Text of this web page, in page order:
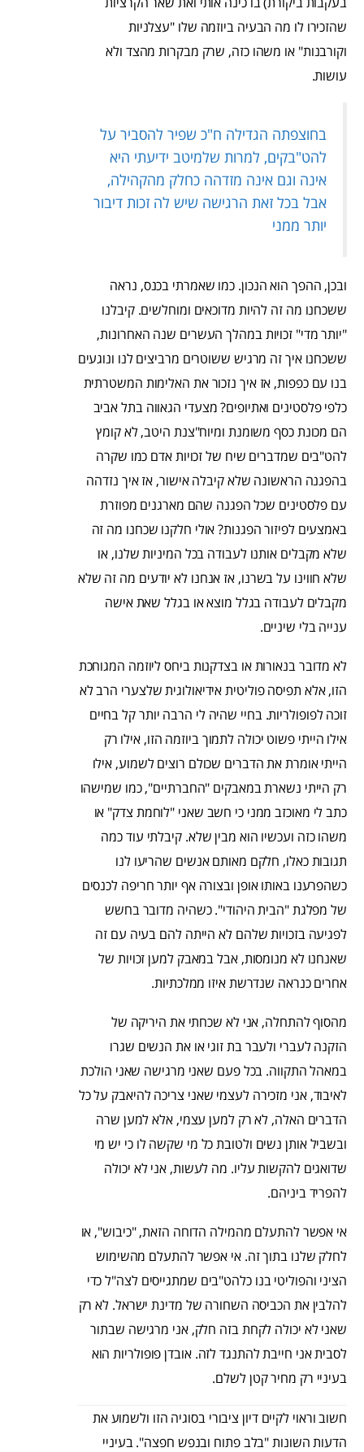
שהזכירו לו מה הבעיה ביוזמה שלו "עצלניות
וקורבנות" או משהו כזה, שרק מבקרות מהצד ולא
עושות.
בחוצפתה הגדילה ח"כ שפיר להסביר על
להט"בקים, למרות שלמיטב ידיעתי היא
אינה וגם אינה מזדהה כחלק מהקהילה,
אבל בכל זאת הרגישה שיש לה זכות דיבור
יותר ממני
ובכן, ההפך הוא הנכון. כמו שאמרתי בכנס, נראה
ששכחנו מה זה להיות מדוכאים ומוחלשים. קיבלנו
"יותר מדי" זכויות במהלך העשרים שנה האחרונות,
ששכחנו איך זה מרגיש ששוטרים מרביצים לנו ונוגעים
בנו עם כפפות, אז איך נזכור את האלימות המשטרתית
כלפי פלסטינים ואתיופים? מצעדי הגאווה בתל אביב
הם מכונת כסף משומנת ומיוח"צנת היטב, לא קומץ
להט"בים שמדברים שיח של זכויות אדם כמו שקרה
בהפגנה הראשונה שלא קיבלה אישור, אז איך נזדהה
עם פלסטינים שכל הפגנה שהם מארגנים מפוזרת
באמצעים לפיזור הפגנות? אולי חלקנו שכחנו מה זה
שלא מקבלים אותנו לעבודה בכל המיניות שלנו, או
שלא חווינו על בשרנו, אז אנחנו לא יודעים מה זה שלא
מקבלים לעבודה בגלל מוצא או בגלל שאת אישה
ענייה בלי שיניים.
לא מדובר בנאורות או בצדקנות ביחס ליוזמה המגוחכת
הזו, אלא תפיסה פוליטית אידיאולוגית שלצערי הרב לא
זוכה לפופולריות. בחיי שהיה לי הרבה יותר קל בחיים
אילו הייתי פשוט יכולה לתמוך ביוזמה הזו, אילו רק
הייתי אומרת את הדברים שכולם רוצים לשמוע, אילו
רק הייתי נשארת במאבקים "החברתיים", כמו שמישהו
כתב לי מאוכזב ממני כי חשב שאני "לוחמת צדק" או
משהו כזה ועכשיו הוא מבין שלא. קיבלתי עוד כמה
תגובות כאלו, חלקם מאותם אנשים שהריעו לנו
כשהפרענו באותו אופן ובצורה אף יותר חריפה לכנסים
של מפלגת "הבית היהודי". כשהיה מדובר בחשש
לפגיעה בזכויות שלהם לא הייתה להם בעיה עם זה
שאנחנו לא מנומסות, אבל במאבק למען זכויות של
אחרים כנראה שנדרשת איזו ממלכתיות.
מהסוף להתחלה, אני לא שכחתי את היריקה של
הזקנה לעברי ולעבר בת זוגי או את הנשים שגרו
במאהל התקווה. בכל פעם שאני מרגישה שאני הולכת
לאיבוד, אני מזכירה לעצמי שאני צריכה להיאבק על כל
הדברים האלה, לא רק למען עצמי, אלא למען שרה
ובשביל אותן נשים ולטובת כל מי שקשה לו כי יש מי
שדואגים להקשות עליו. מה לעשות, אני לא יכולה
להפריד ביניהם.
אי אפשר להתעלם מהמילה הדוחה הזאת, "כיבוש", או
לחלק שלנו בתוך זה. אי אפשר להתעלם מהשימוש
הציני והפוליטי בנו כלהט"בים שמתגייסים לצה"ל כדי
להלבין את הכביסה השחורה של מדינת ישראל. לא רק
שאני לא יכולה לקחת בזה חלק, אני מרגישה שבתור
לסבית אני חייבת להתנגד לזה. אובדן פופולריות הוא
בעיניי רק מחיר קטן לשלם.
חשוב וראוי לקיים דיון ציבורי בסוגיה הזו ולשמוע את
הדעות השונות "בלב פתוח ובנפש חפצה". בעיניי